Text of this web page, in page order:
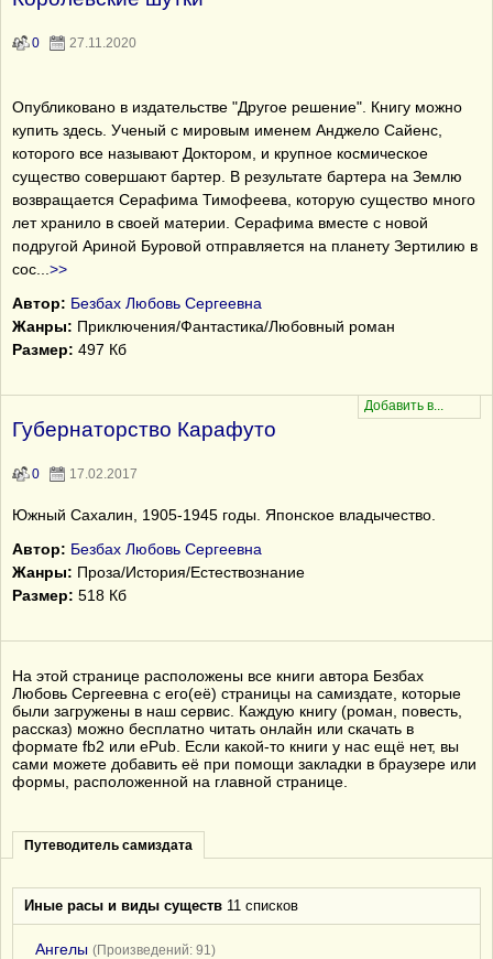
0 27.11.2020
Опубликовано в издательстве "Другое решение". Книгу можно
купить здесь. Ученый с мировым именем Анджело Сайенс,
которого все называют Доктором, и крупное космическое
существо совершают бартер. В результате бартера на Землю
возвращается Серафима Тимофеева, которую существо много
лет хранило в своей материи. Серафима вместе с новой
подругой Ариной Буровой отправляется на планету Зертилию в
сос
>>
Автор: Безбах Любовь Сергеевна
Жанры: Приключения/Фантастика/Любовный роман
Размер: 497 Кб
Губернаторство Карафуто
0 17.02.2017
Южный Сахалин, 1905-1945 годы. Японское владычество.
Автор: Безбах Любовь Сергеевна
Жанры: Проза/История/Естествознание
Размер: 518 Кб
На этой странице расположены все книги автора Безбах
Любовь Сергеевна с его(её) страницы на самиздате, которые
были загружены в наш сервис. Каждую книгу (роман, повесть,
рассказ) можно бесплатно читать онлайн или скачать в
формате fb2 или ePub. Если какой-то книги у нас ещё нет, вы
сами можете добавить её при помощи закладки в браузере или
формы, расположенной на главной странице.
Путеводитель самиздата
Иные расы и виды существ 11 списков
Ангелы (Произведений: 91)